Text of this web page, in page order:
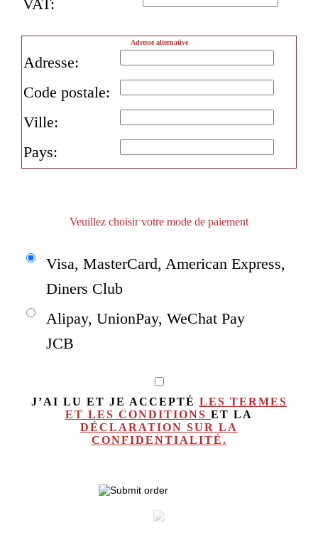
VAT:
Adresse alternative
Adresse:
Code postale:
Ville:
Pays:
Veuillez choisir votre mode de paiement
Visa, MasterCard, American Express,
Diners Club
Alipay, UnionPay, WeChat Pay
JCB
J’AI LU ET JE ACCEPTÉ LES TERMES
ET LES CONDITIONS ET LA
DÉCLARATION SUR LA
CONFIDENTIALITÉ.